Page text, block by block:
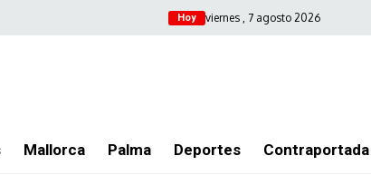
Hoy viernes , 7 agosto 2026
Mallorca Palma Deportes Contraportada